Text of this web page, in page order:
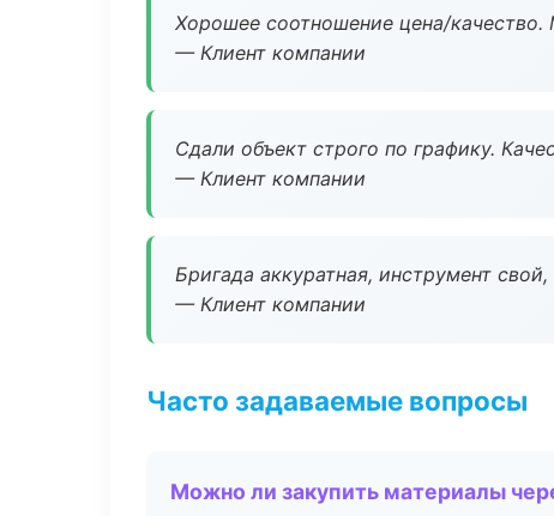
Хорошее соотношение цена/
— Клиент компании
Сдали объект строго по графику.
— Клиент компании
Бригада аккуратная, инструмент
— Клиент компании
Часто задаваемые вопросы
Можно ли закупить материалы